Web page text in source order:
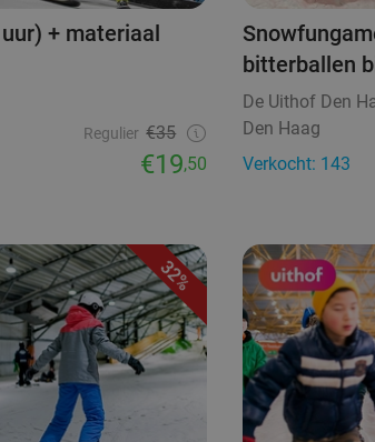
+ materiaal
Regulier €35
€19,50
bitterballen
De Uithof Den
Den Haag
Verkocht: 143
32%